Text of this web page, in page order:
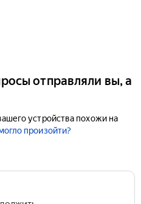
отправляли вы, а
устройства похожи на
произойти?